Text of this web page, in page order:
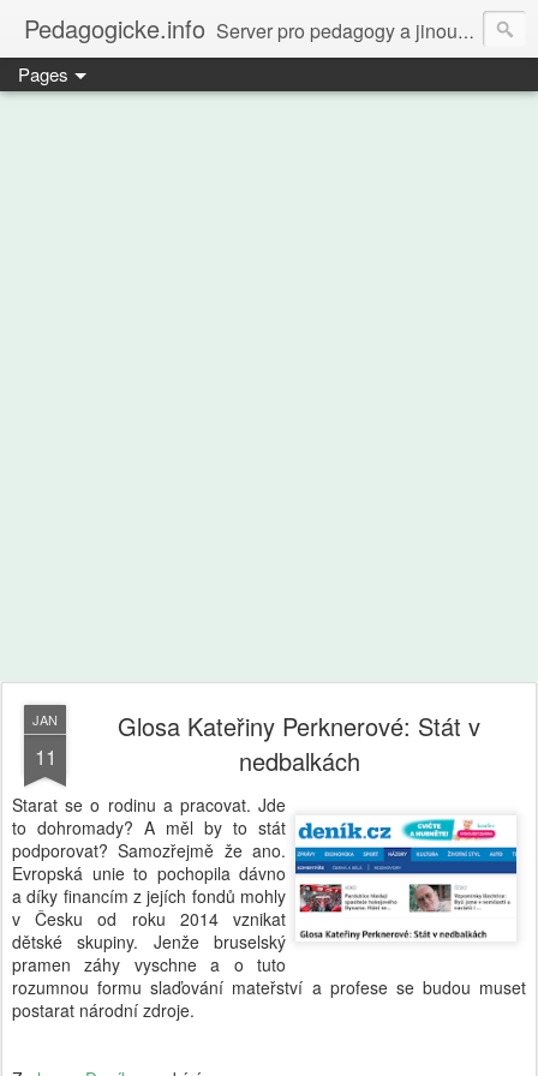
Pedagogicke.info Server pro pedagogy a jinou zvířenu
Pages
JAN
11
Glosa Kateřiny Perknerové: Stát v
nedbalkách
Starat se o rodinu a pracovat. Jde
to dohromady? A měl by to stát
podporovat? Samozřejmě že ano.
Evropská unie to pochopila dávno
a díky financím z jejích fondů mohly
v Česku od roku 2014 vznikat
dětské skupiny. Jenže bruselský
pramen záhy vyschne a o tuto
rozumnou formu slaďování mateřství a profese se budou muset
postarat národní zdroje.